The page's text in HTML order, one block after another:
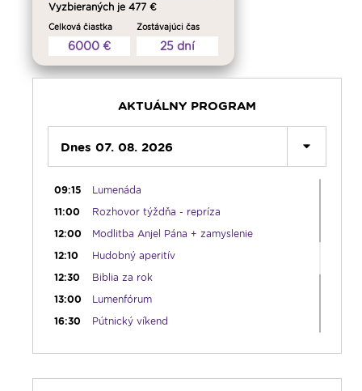
Vyzbieraných je 477 €
Celková čiastka
6000 €
Zostávajúci čas
25 dní
AKTUÁLNY PROGRAM
Dnes 07. 08. 2026
04:00
Bolestný ruženec
04:25
Čítanie na pokračovanie - repríza
04:50 Deň s modlitbou
05:15
Rádio Vatikán - SK (repríza)
Choďte a hlásajte
05:45
Ranné chvály
06:00
Lumenáda
08:30
Emauzy - sv. omša 08:30
09:15
Lumenáda
11:00
Rozhovor týždňa - repríza
12:00
Modlitba Anjel Pána + zamyslenie
12:10
Hudobný aperitív
12:30
Biblia za rok
13:00
Lumenfórum
16:30
Pútnický víkend